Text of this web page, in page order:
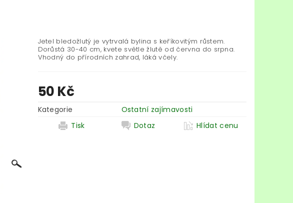
Jetel bledožlutý je vytrvalá bylina s keříkovitým růstem.
Dorůstá 30-40 cm, kvete světle žlutě od června do srpna.
Vhodný do přírodních zahrad, láká včely.
50 Kč
Kategorie
Ostatní zajímavosti
Tisk
Dotaz Hlídat cenu